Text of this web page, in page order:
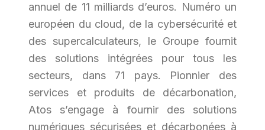
annuel de 11 milliards d’euros. Numéro un
européen du cloud, de la cybersécurité et
des supercalculateurs, le Groupe fournit
des solutions intégrées pour tous les
secteurs, dans 71 pays. Pionnier des
services et produits de décarbonation,
Atos s’engage à fournir des solutions
numériques sécurisées et décarbonées à